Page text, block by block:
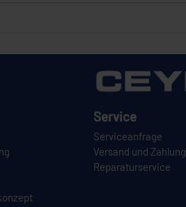
Service
Serviceanfrage
Versand und Zahlung
Reparaturservice